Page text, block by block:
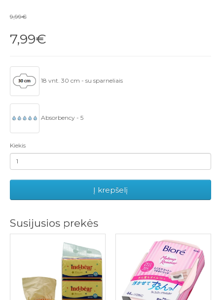
9,99€
7,99€
18 vnt. 30 cm - su sparneliais
Absorbency - 5
Kiekis
Į krepšelį
Susijusios prekės